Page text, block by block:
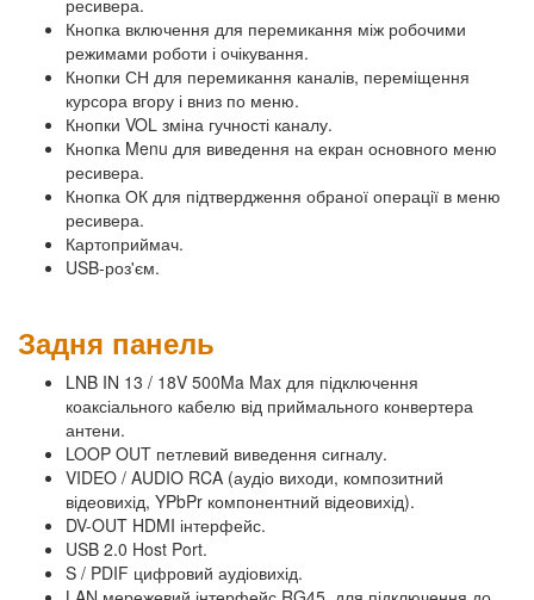
ресивера.
Кнопка включення для перемикання між робочими
режимами роботи і очікування.
Кнопки СН для перемикання каналів, переміщення
курсора вгору і вниз по меню.
Кнопки VOL зміна гучності каналу.
Кнопка Menu для виведення на екран основного меню
ресивера.
Кнопка ОК для підтвердження обраної операції в меню
ресивера.
Картоприймач.
USB-роз'єм.
Задня панель
LNB IN 13 / 18V 500Ma Max для підключення
коаксіального кабелю від приймального конвертера
антени.
LOOP OUT петлевий виведення сигналу.
VIDEO / AUDIO RCA (аудіо виходи, композитний
відеовихід, YPbPr компонентний відеовихід).
DV-OUT HDMI інтерфейс.
USB 2.0 Host Port.
S / PDIF цифровий аудіовихід.